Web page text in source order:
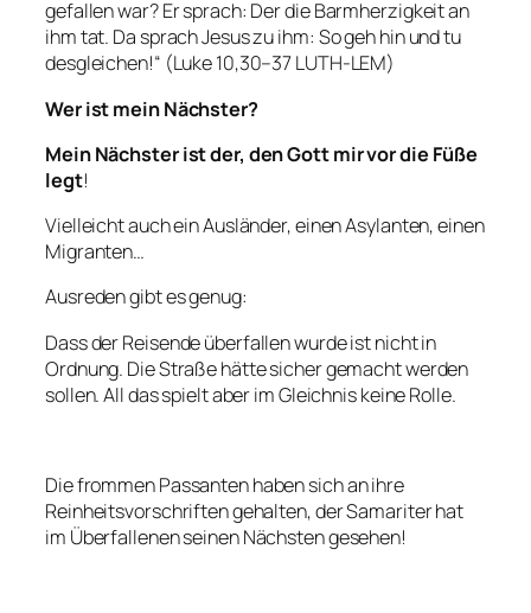
gefallen war? Er sprach: Der die Barmherzigkeit an
ihm tat. Da sprach Jesus zu ihm: So geh hin und tu
desgleichen!“ (Luke 10,30–37 LUTH-LEM)
Wer ist mein Nächster?
Mein Nächster ist der, den Gott mir vor die Füße
legt!
Vielleicht auch ein Ausländer, einen Asylanten, einen
Migranten…
Ausreden gibt es genug:
Dass der Reisende überfallen wurde ist nicht in
Ordnung. Die Straße hätte sicher gemacht werden
sollen. All das spielt aber im Gleichnis keine Rolle.
Die frommen Passanten haben sich an ihre
Reinheitsvorschriften gehalten, der Samariter hat
im Überfallenen seinen Nächsten gesehen!